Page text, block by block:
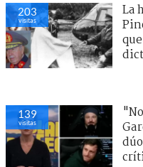
203
visitas
La
139
visitas